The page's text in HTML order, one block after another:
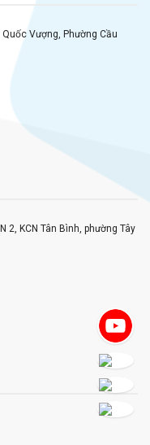
Vượng, Phường Cầu
2, KCN Tân Bình, phường Tây